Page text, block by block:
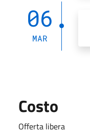
06
MAR
Costo
Offerta libera